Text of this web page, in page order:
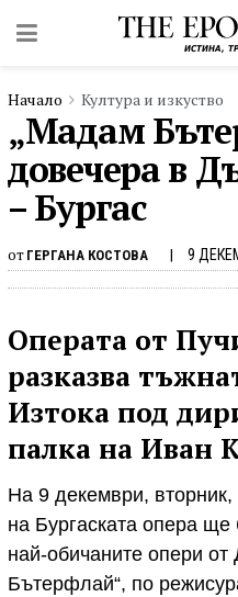
Начало Култура и изкуство
„Мадам
довечера в
– Бургас
от ГЕРГАНА КОСТОВА 9
Операта от
разказва
Изтока под
палка на Иван
На 9 декември,
на Бургаската опера
най-обичаните опери
Бътерфлай“, по